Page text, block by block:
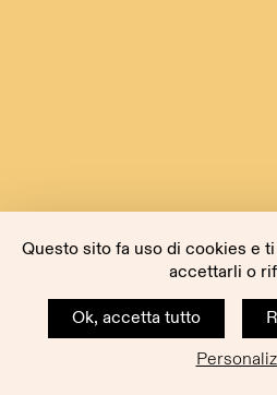
Questo sito fa uso di cookies e
accettarli o
Ok, accetta tutto